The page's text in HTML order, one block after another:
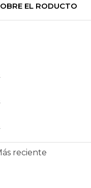
EL RODUCTO
reciente